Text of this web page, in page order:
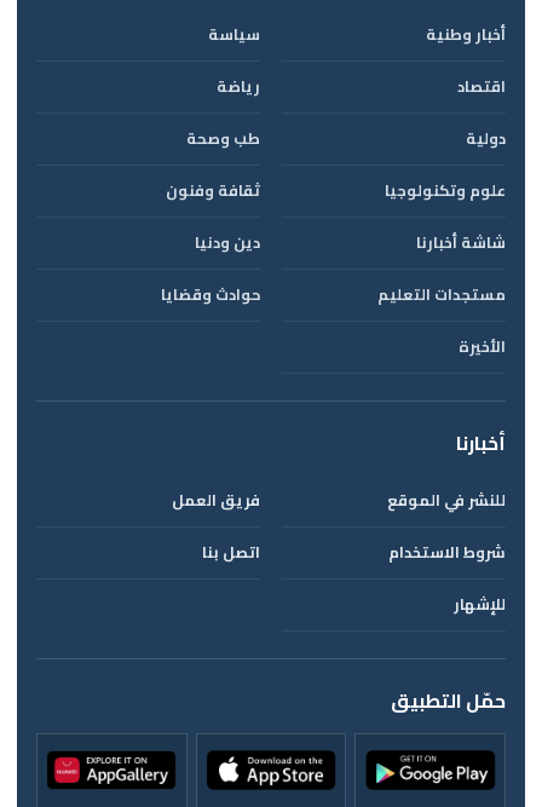
أخبار وطنية
سياسة
اقتصاد
رياضة
دولية
طب وصحة
علوم وتكنولوجيا
ثقافة وفنون
شاشة أخبارنا
دين ودنيا
مستجدات التعليم
حوادث وقضايا
الأخيرة
أخبارنا
للنشر في الموقع
فريق العمل
شروط الاستخدام
اتصل بنا
للإشهار
حمّل التطبيق